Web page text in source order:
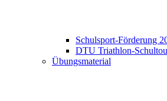
Schulsport-Förderung
DTU Triathlon-
Übungsmaterial